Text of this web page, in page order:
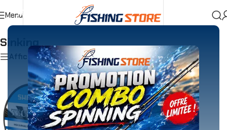
Menu
Accueil»Pêche Au Flotteur»Fils»Sinking
Sinking
Afficher les filtres